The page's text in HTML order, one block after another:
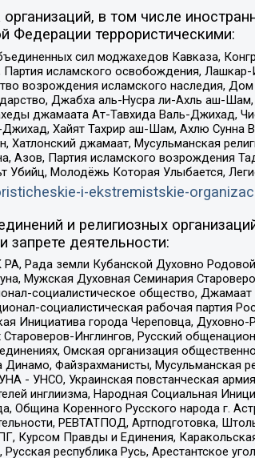
в том числе
Федерации террористическими:
сил моджахедов Кавказа,
Партия исламского освобождения,
возрождения исламского наследия,
Джабха аль-Нусра ли-Ахль аш-
джамаата Ат-Тавхида Валь-Джихад,
Хайят Тахрир аш-Шам, Ахлю Сунна
Хатлонский джамаат, Мусульманская
Азов, Партия исламского возрождения
Убийц, Молодёжь Которая Улыбается,
i-ekstremistskie-
и религиозных
запрете деятельности:
РА, Рада земли Кубанской Духовно
Мужская Духовная Семинария
социалистическое общество,
социалистическая рабочая партия
Инициатива города Череповца,
Инглингов, Русский
Омская организация
Файзрахманисты, Мусульманская
- УНСО, Украинская повстанческая
инглиизма, Народная Социальная
Община Коренного Русского народа г.
РЕВТАТПОД, Артподготовка,
Курсом Правды и Единения,
республика Русь, Арестантское